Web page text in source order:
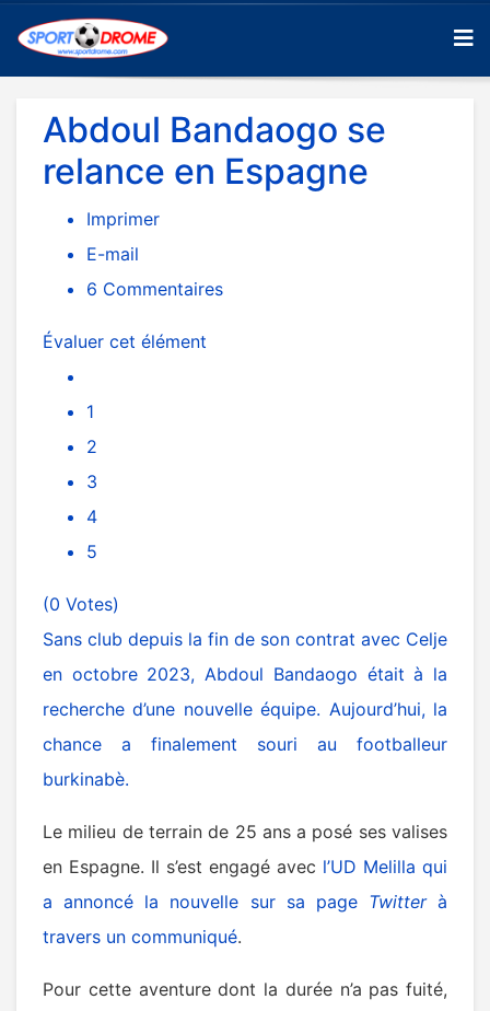
Abdoul Bandaogo se
relance en Espagne
Imprimer
E-mail
6 Commentaires
Évaluer cet élément
1
2
3
4
5
(0 Votes)
Sans club depuis la fin de son contrat avec Celje
en octobre 2023,Abdoul Bandaogo était à la
recherche d’une nouvelle équipe. Aujourd’hui, la
chance a finalement souri au footballeur
burkinabè.
Le milieu de terrain de 25 ans a posé ses valises
en Espagne. Il s’est engagé avec l’UD Melilla qui
a annoncé la nouvelle sur sa page Twitterà
travers un communiqué.
Pour cette aventure dont la durée n’a pas fuité,